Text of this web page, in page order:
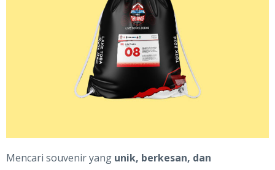
Mencari souvenir yang unik, berkesan, dan